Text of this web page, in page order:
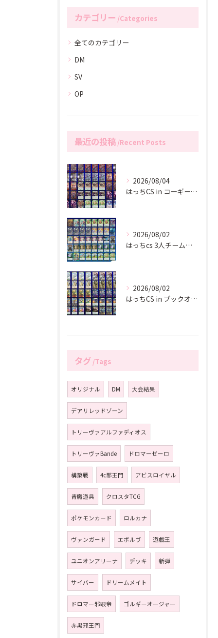
カテゴリー Categories
全てのカテゴリー
DM
SV
OP
最近の投稿 Recent Posts
2026/08/04
はっちCS in コーギーアール名古屋店
2026/08/02
はっちcs 3人チーム戦 in 板橋ハイライフプラザ
2026/08/02
はっちCS in ブックオフ岐阜オーキッドパーク店
タグ Tags
オリジナル DM 大会結果
デアリレッドゾーン
トリーヴァアルファディオス
トリーヴァBande ドロマーゼーロ
構築戦 4c邪王門 アビスロイヤル
青魔道具 クロスタTCG
ポケモンカード ロルカナ
ヴァンガード エボルヴ 遊戯王
ユニオンアリーナ デッキ 新弾
サイバー ドリームメイト
ドロマー邪眼帝 ゴルギーオージャー
赤黒邪王門